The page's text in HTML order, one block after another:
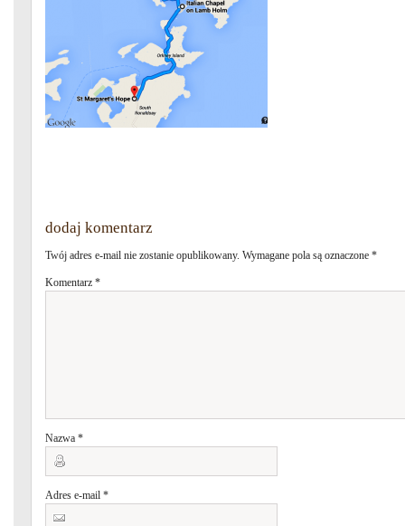
dodaj komentarz
Twój adres e-mail nie zostanie opublikowany. Wymagane pola są oznaczone *
Komentarz *
Nazwa *
Adres e-mail *